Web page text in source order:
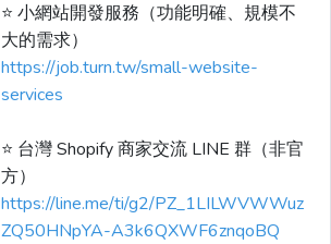
⭐️ 小網站開發服務（功能明確、規模不
大的需求）
https://job.turn.tw/small-website-
services
⭐️ 台灣 Shopify 商家交流 LINE 群（非官
方）
https://line.me/ti/g2/PZ_1LILWVWWuz
ZQ50HNpYA-A3k6QXWF6znqoBQ